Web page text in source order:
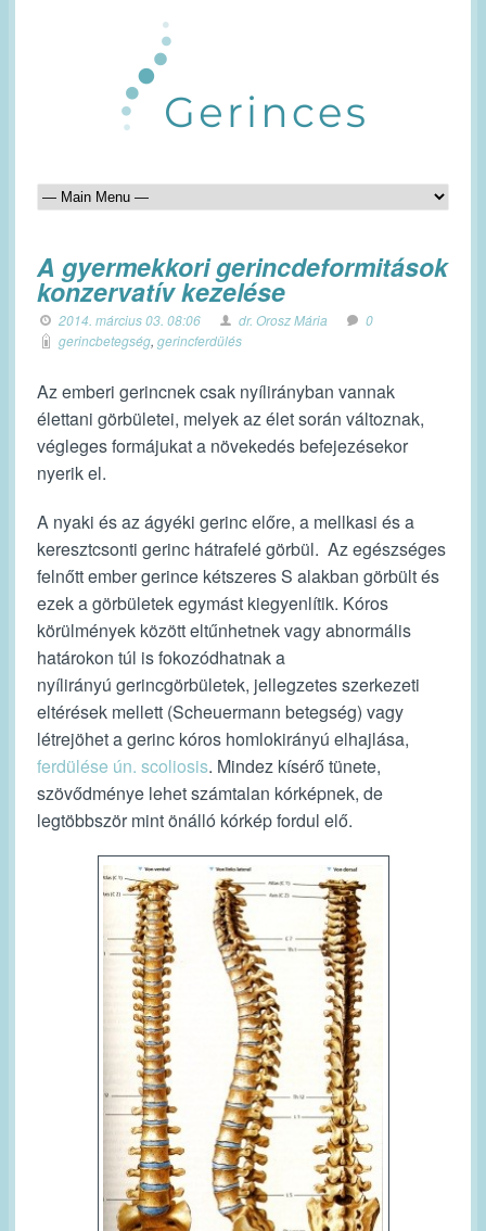
A gyermekkori gerincdeformitások
konzervatív kezelése
2014. március 03. 08:06 dr. Orosz Mária
0
gerincbetegség, gerincferdülés
Az emberi gerincnek csak nyílirányban vannak
élettani görbületei, melyek az élet során változnak,
végleges formájukat a növekedés befejezésekor
nyerik el.
A nyaki és az ágyéki gerinc előre, a mellkasi és a
keresztcsonti gerinc hátrafelé görbül. Az egészséges
felnőtt ember gerince kétszeres S alakban görbült és
ezek a görbületek egymást kiegyenlítik. Kóros
körülmények között eltűnhetnek vagy abnormális
határokon túl is fokozódhatnak a
nyílirányú gerincgörbületek, jellegzetes szerkezeti
eltérések mellett (Scheuermann betegség) vagy
létrejöhet a gerinc kóros homlokirányú elhajlása,
ferdülése ún. scoliosis. Mindez kísérő tünete,
szövődménye lehet számtalan kórképnek, de
legtöbbször mint önálló kórkép fordul elő.